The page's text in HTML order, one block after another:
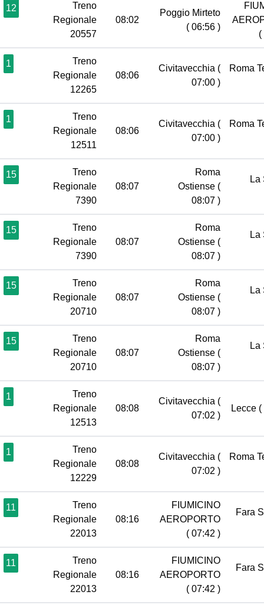
12
Treno
Regionale
20557
08:02
Poggio Mirteto
( 06:56 )
(
1
Treno
Regionale
12265
08:06
Civitavecchia (
07:00 )
Roma
1
Treno
Regionale
12511
08:06
Civitavecchia (
07:00 )
Roma
15
Treno
Regionale
7390
08:07
Roma
Ostiense (
08:07 )
La
15
Treno
Regionale
7390
08:07
Roma
Ostiense (
08:07 )
La
15
Treno
Regionale
20710
08:07
Roma
Ostiense (
08:07 )
La
15
Treno
Regionale
20710
08:07
Roma
Ostiense (
08:07 )
La
1
Treno
Regionale
12513
08:08
Civitavecchia (
07:02 )
Lecce (
1
Treno
Regionale
12229
08:08
Civitavecchia (
07:02 )
Roma
11
Treno
Regionale
22013
08:16
FIUMICINO
AEROPORTO
( 07:42 )
Fara
11
Treno
Regionale
22013
08:16
FIUMICINO
AEROPORTO
( 07:42 )
Fara